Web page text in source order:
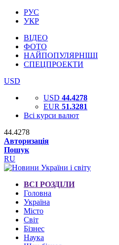
РУС
УКР
ВІДЕО
ФОТО
НАЙПОПУЛЯРНІШІ
СПЕЦПРОЕКТИ
USD
USD 44.4278
EUR 51.3281
Всі курси валют
44.4278
Авторизація
Пошук
RU
ВСІ РОЗДІЛИ
Головна
Україна
Місто
Світ
Бізнес
Наука